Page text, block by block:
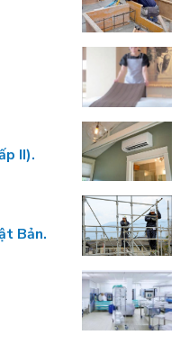
II).
Bản.